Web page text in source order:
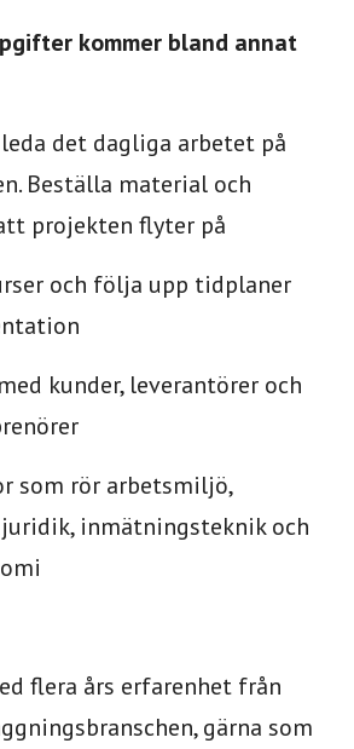
kommer bland annat
det dagliga arbetet på
Beställa material och
projekten flyter på
och följa upp tidplaner
kunder, leverantörer och
som rör arbetsmiljö,
inmätningsteknik och
flera års erfarenhet från
gärna som